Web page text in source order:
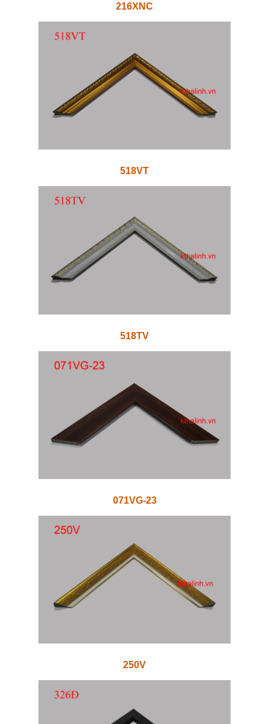
216XNC
518VT
518TV
071VG-23
250V